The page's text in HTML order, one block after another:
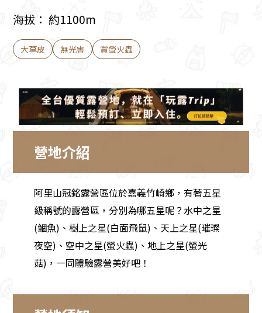
海拔： 約1100m
大草皮 無光害 賞螢火蟲
營地介紹
阿里山冠銘露營區位於嘉義竹崎鄉，有著五星
級稱號的露營區，分別為哪五星呢？水中之星
(鯝魚)、樹上之星(白面飛鼠)、天上之星(璀璨
夜空)、空中之星(螢火蟲)、地上之星(螢光
菇)，一同體驗露營美好吧！